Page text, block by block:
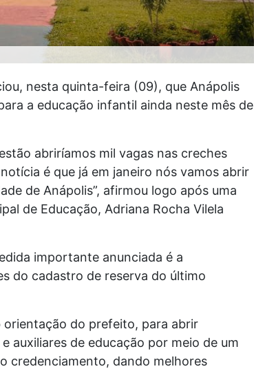
nesta quinta-feira (09), que Anápolis
a educação infantil ainda neste mês de
abriríamos mil vagas nas creches
é que já em janeiro nós vamos abrir
de Anápolis”, afirmou logo após uma
de Educação, Adriana Rocha Vilela
importante anunciada é a
do cadastro de reserva do último
orientação do prefeito, para abrir
auxiliares de educação por meio de um
credenciamento, dando melhores